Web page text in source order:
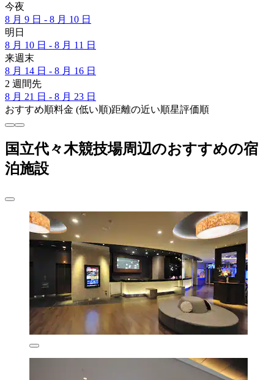
今夜
8 月 9 日 - 8 月 10 日
明日
8 月 10 日 - 8 月 11 日
来週末
8 月 14 日 - 8 月 16 日
2 週間先
8 月 21 日 - 8 月 23 日
おすすめ順料金 (低い順)距離の近い順星評価順
国立代々木競技場周辺のおすすめの宿
泊施設